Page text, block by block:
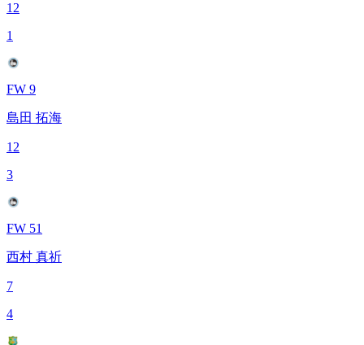
12
1
FW 9
島田 拓海
12
3
FW 51
西村 真祈
7
4